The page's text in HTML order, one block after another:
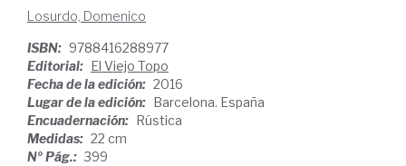
Losurdo, Domenico
ISBN: 9788416288977
Editorial: El Viejo Topo
Fecha de la edición: 2016
Lugar de la edición: Barcelona. España
Encuadernación: Rústica
Medidas: 22 cm
Nº Pág.: 399